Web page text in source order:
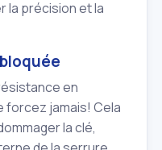
la précision et la
en
forcez jamais! Cela
la clé,